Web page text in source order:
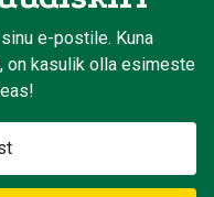
e-postile. Kuna
on kasulik olla esimeste